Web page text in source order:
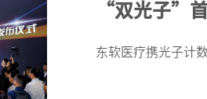
“双光子”
东软医疗携光子计